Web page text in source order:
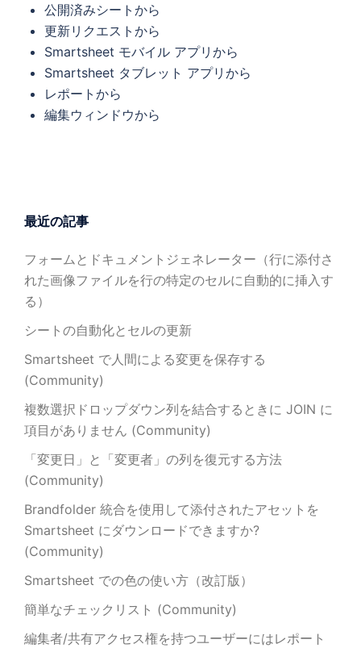
公開済みシートから
更新リクエストから
Smartsheet モバイル アプリから
Smartsheet タブレット アプリから
レポートから
編集ウィンドウから
最近の記事
フォームとドキュメントジェネレーター（行に添付さ
れた画像ファイルを行の特定のセルに自動的に挿入す
る）
シートの自動化とセルの更新
Smartsheet で人間による変更を保存する
(Community)
複数選択ドロップダウン列を結合するときに JOIN に
項目がありません (Community)
「変更日」と「変更者」の列を復元する方法
(Community)
Brandfolder 統合を使用して添付されたアセットを
Smartsheet にダウンロードできますか?
(Community)
Smartsheet での色の使い方（改訂版）
簡単なチェックリスト (Community)
編集者/共有アクセス権を持つユーザーにはレポート